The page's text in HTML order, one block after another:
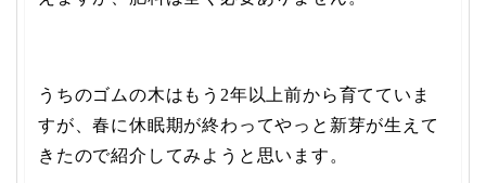
うちのゴムの木はもう2年以上前から育てていま
すが、春に休眠期が終わってやっと新芽が生えて
きたので紹介してみようと思います。